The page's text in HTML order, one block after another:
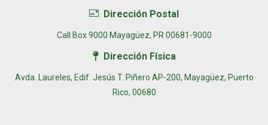
Dirección Postal
Call Box 9000 Mayagüez, PR 00681-9000
Dirección Física
Avda. Laureles, Edif. Jesús T. Piñero AP-200, Mayagüez, Puerto
Rico, 00680